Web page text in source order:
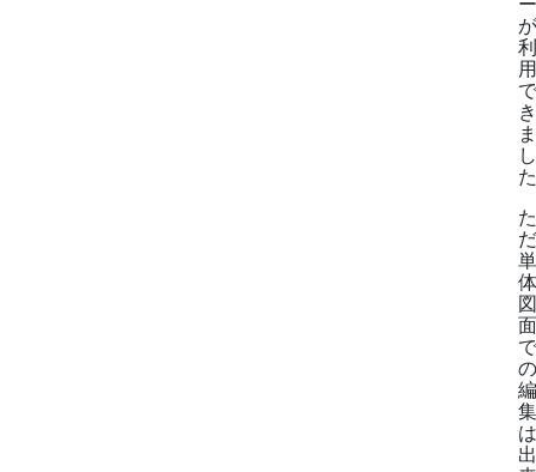
ー
が
利
用
で
き
ま
し
た
だ
単
体
図
面
で
の
編
集
は
出